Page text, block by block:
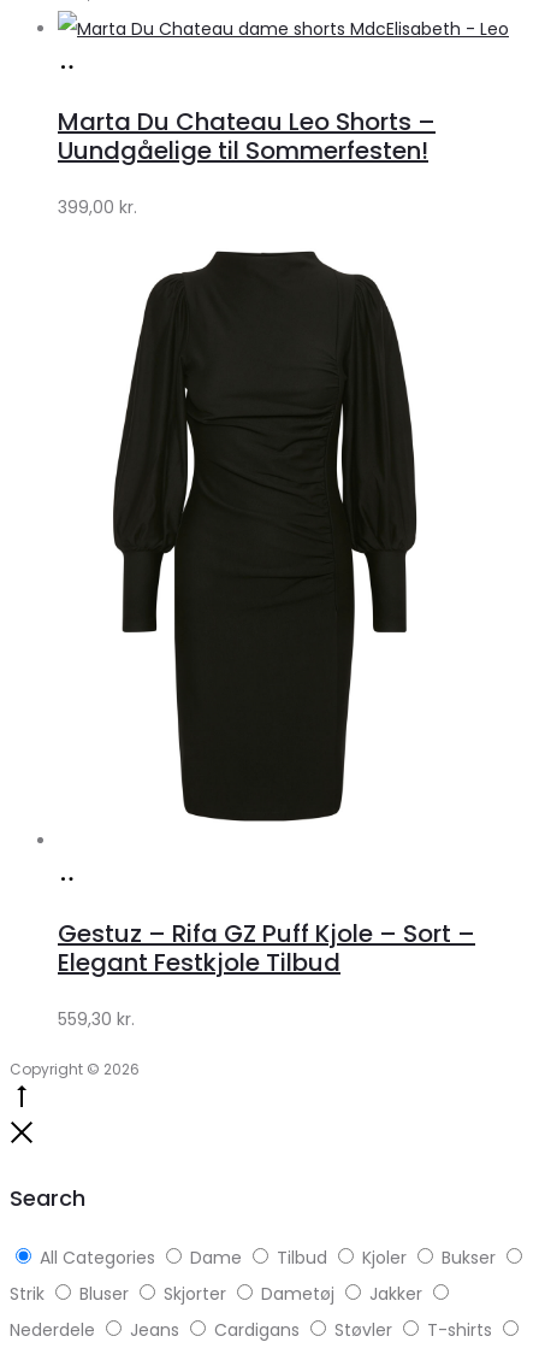
Klædeskabet.dk
Marta Du Chateau Leo Shorts –
Uundgåelige til Sommerfesten!
399,00 kr.
Lykke
by
Lykke
Gestuz – Rifa GZ Puff Kjole – Sort –
Elegant Festkjole Tilbud
559,30 kr.
Copyright © 2026
Search
All Categories Dame Tilbud Kjoler
Bukser
Strik
Bluser Skjorter Dametøj
Jakker
Nederdele
Jeans Cardigans Støvler
T-shirts